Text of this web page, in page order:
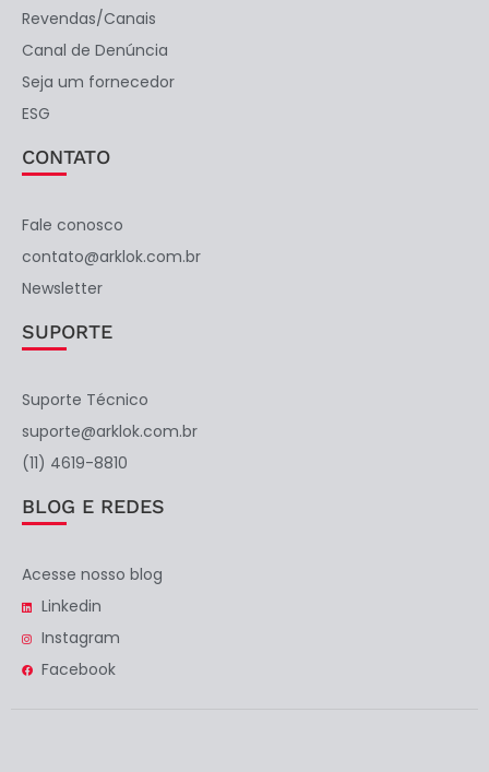
Revendas/Canais
Canal de Denúncia
Seja um fornecedor
ESG
CONTATO
Fale conosco
contato@arklok.com.br
Newsletter
SUPORTE
Suporte Técnico
suporte@arklok.com.br
(11) 4619-8810
BLOG E REDES
Acesse nosso blog
Linkedin
Instagram
Facebook